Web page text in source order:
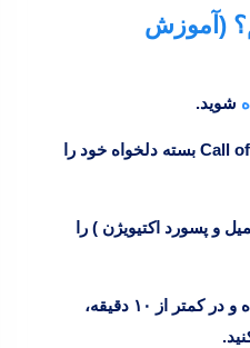
(آموزش
شوید.
Call بسته دلخواه خود را
و پسورد اکتیویژن ) را
سفارش را پرداخت کرده و در کمتر از ۱۰ دقیقه،